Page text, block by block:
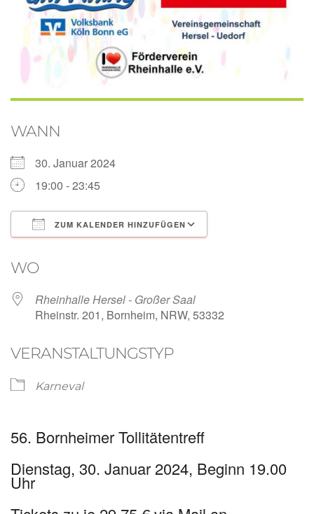
WANN
30. Januar 2024
19:00 - 23:45
ZUM KALENDER HINZUFÜGEN
WO
Rheinhalle Hersel - Großer Saal
Rheinstr. 201, Bornheim, NRW, 53332
VERANSTALTUNGSTYP
Karneval
56. Bornheimer Tollitätentreff
Dienstag, 30. Januar 2024, Beginn 19.00
Uhr